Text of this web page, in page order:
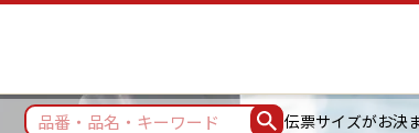
伝票サイズがお決